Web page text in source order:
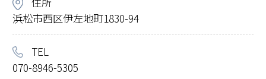
浜松市西区伊左地町1830-94
TEL
070-8946-5305